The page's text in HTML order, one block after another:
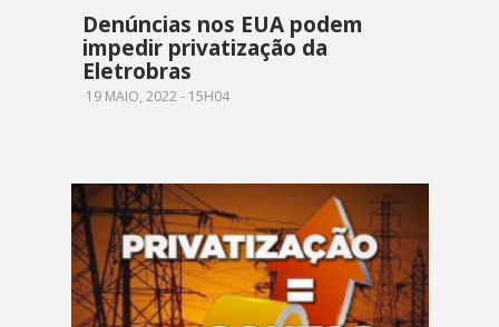
Denúncias nos EUA podem
impedir privatização da
Eletrobras
19 MAIO, 2022 - 15H04